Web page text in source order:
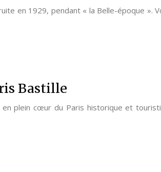
en 1929, pendant « la Belle-époque ».
Bastille
plein cœur du Paris historique et